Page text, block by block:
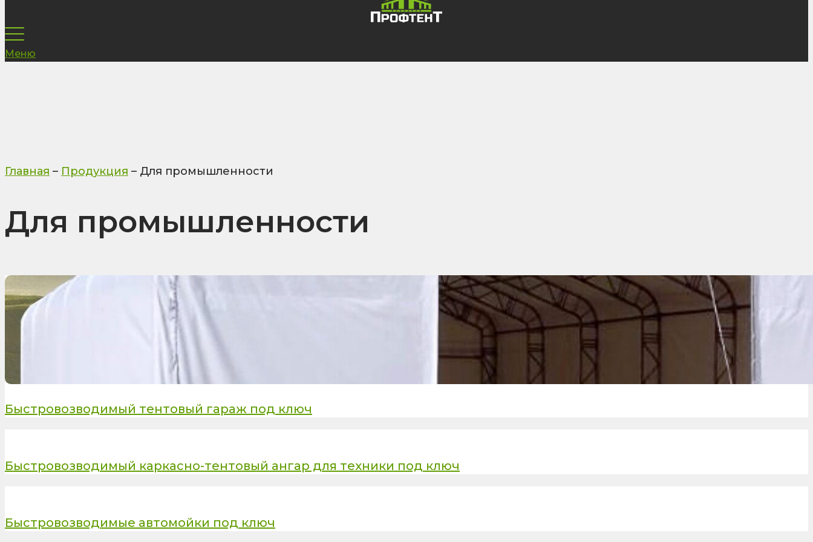
Меню
Главная – Продукция – Для промышленности
Для промышленности
Быстровозводимый тентовый гараж под ключ
Быстровозводимый каркасно-тентовый ангар для техники под ключ
Быстровозводимые автомойки под ключ